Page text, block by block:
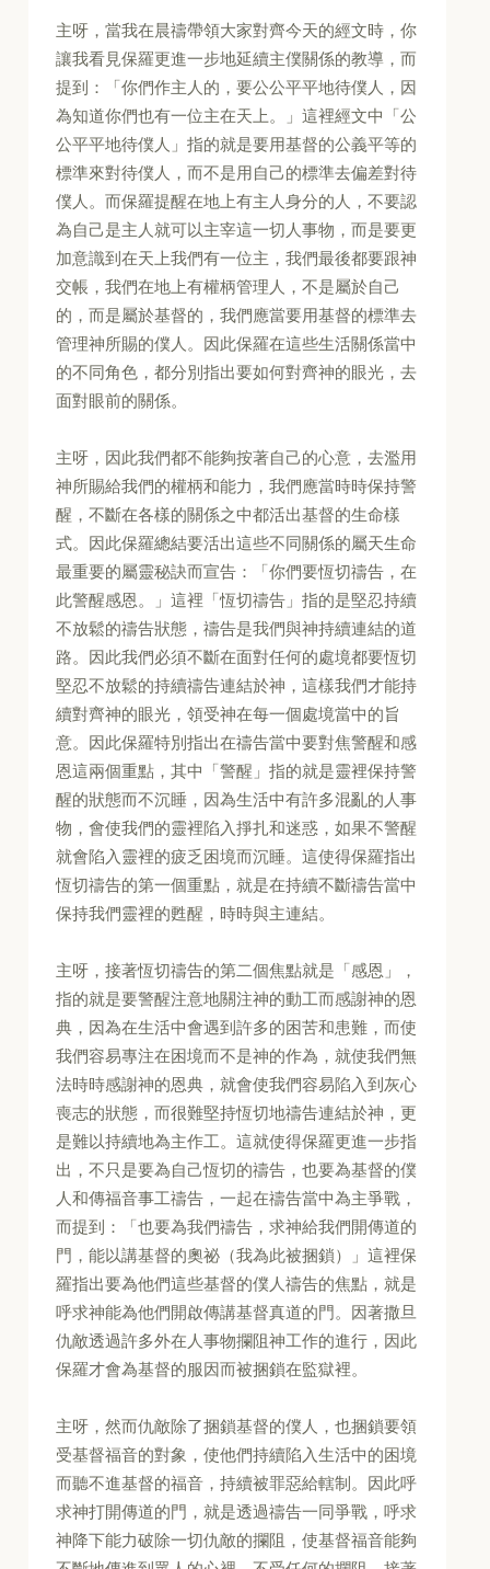
主呀，當我在晨禱帶領大家對齊今天的經文時，你
讓我看見保羅更進一步地延續主僕關係的教導，而
提到：「你們作主人的，要公公平平地待僕人，因
為知道你們也有一位主在天上。」這裡經文中「公
公平平地待僕人」指的就是要用基督的公義平等的
標準來對待僕人，而不是用自己的標準去偏差對待
僕人。而保羅提醒在地上有主人身分的人，不要認
為自己是主人就可以主宰這一切人事物，而是要更
加意識到在天上我們有一位主，我們最後都要跟神
交帳，我們在地上有權柄管理人，不是屬於自己
的，而是屬於基督的，我們應當要用基督的標準去
管理神所賜的僕人。因此保羅在這些生活關係當中
的不同角色，都分別指出要如何對齊神的眼光，去
面對眼前的關係。
主呀，因此我們都不能夠按著自己的心意，去濫用
神所賜給我們的權柄和能力，我們應當時時保持警
醒，不斷在各樣的關係之中都活出基督的生命樣
式。因此保羅總結要活出這些不同關係的屬天生命
最重要的屬靈秘訣而宣告：「你們要恆切禱告，在
此警醒感恩。」這裡「恆切禱告」指的是堅忍持續
不放鬆的禱告狀態，禱告是我們與神持續連結的道
路。因此我們必須不斷在面對任何的處境都要恆切
堅忍不放鬆的持續禱告連結於神，這樣我們才能持
續對齊神的眼光，領受神在每一個處境當中的旨
意。因此保羅特別指出在禱告當中要對焦警醒和感
恩這兩個重點，其中「警醒」指的就是靈裡保持警
醒的狀態而不沉睡，因為生活中有許多混亂的人事
物，會使我們的靈裡陷入掙扎和迷惑，如果不警醒
就會陷入靈裡的疲乏困境而沉睡。這使得保羅指出
恆切禱告的第一個重點，就是在持續不斷禱告當中
保持我們靈裡的甦醒，時時與主連結。
主呀，接著恆切禱告的第二個焦點就是「感恩」，
指的就是要警醒注意地關注神的動工而感謝神的恩
典，因為在生活中會遇到許多的困苦和患難，而使
我們容易專注在困境而不是神的作為，就使我們無
法時時感謝神的恩典，就會使我們容易陷入到灰心
喪志的狀態，而很難堅持恆切地禱告連結於神，更
是難以持續地為主作工。這就使得保羅更進一步指
出，不只是要為自己恆切的禱告，也要為基督的僕
人和傳福音事工禱告，一起在禱告當中為主爭戰，
而提到：「也要為我們禱告，求神給我們開傳道的
門，能以講基督的奧祕（我為此被捆鎖）」這裡保
羅指出要為他們這些基督的僕人禱告的焦點，就是
呼求神能為他們開啟傳講基督真道的門。因著撒旦
仇敵透過許多外在人事物攔阻神工作的進行，因此
保羅才會為基督的服因而被捆鎖在監獄裡。
主呀，然而仇敵除了捆鎖基督的僕人，也捆鎖要領
受基督福音的對象，使他們持續陷入生活中的困境
而聽不進基督的福音，持續被罪惡給轄制。因此呼
求神打開傳道的門，就是透過禱告一同爭戰，呼求
神降下能力破除一切仇敵的攔阻，使基督福音能夠